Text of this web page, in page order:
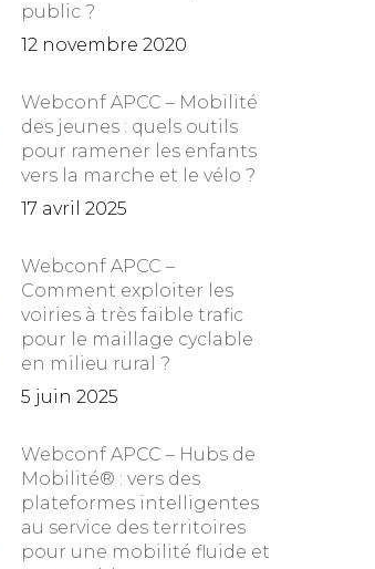
public ?
12 novembre 2020
Webconf APCC – Mobilité
des jeunes : quels outils
pour ramener les enfants
vers la marche et le vélo ?
17 avril 2025
Webconf APCC –
Comment exploiter les
voiries à très faible trafic
pour le maillage cyclable
en milieu rural ?
5 juin 2025
Webconf APCC – Hubs de
Mobilité® : vers des
plateformes intelligentes
au service des territoires
pour une mobilité fluide et